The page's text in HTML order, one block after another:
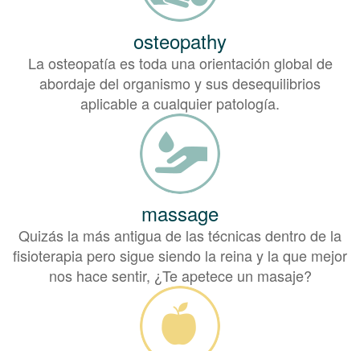
osteopathy
La osteopatía es toda una orientación global de
abordaje del organismo y sus desequilibrios
aplicable a cualquier patología.
massage
Quizás la más antigua de las técnicas dentro de la
fisioterapia pero sigue siendo la reina y la que mejor
nos hace sentir, ¿Te apetece un masaje?